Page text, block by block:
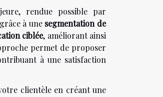
rendue possible par
à une segmentation de
ciblée, améliorant ainsi
permet de proposer
à une satisfaction
clientèle en créant une